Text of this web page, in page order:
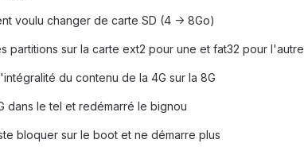
voulu changer de carte SD (4 -> 8Go)
partitions sur la carte ext2 pour une et fat32 pour l'autre
du contenu de la 4G sur la 8G
dans le tel et redémarré le bignou
bloquer sur le boot et ne démarre plus